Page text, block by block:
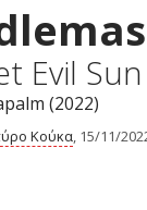
Evil Sun
(2022)
Κούκα, 15/11/